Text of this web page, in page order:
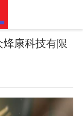
康科技有限